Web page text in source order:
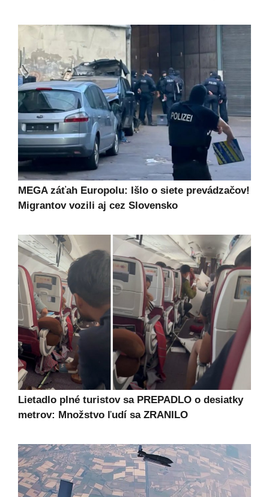
MEGA záťah Europolu: Išlo o siete prevádzačov!
Migrantov vozili aj cez Slovensko
Lietadlo plné turistov sa PREPADLO o desiatky
metrov: Množstvo ľudí sa ZRANILO